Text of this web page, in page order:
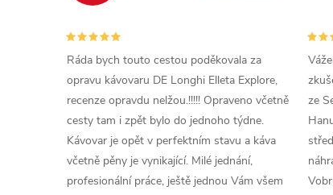
Ráda bych touto cestou poděkovala za
opravu kávovaru DE Longhi Elleta Explore,
recenze opravdu nelžou.!!!!! Opraveno včetně
cesty tam i zpět bylo do jednoho týdne.
Kávovar je opět v perfektním stavu a káva
včetně pěny je vynikající. Milé jednání,
profesionální práce, ještě jednou Vám všem
ze